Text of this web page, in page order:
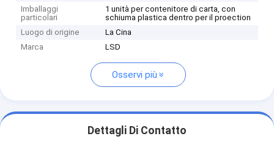
Imballaggi
particolari
1 unità per contenitore di carta, con
schiuma plastica dentro per il proection
Luogo di origine
La Cina
Marca
LSD
Osservi più
Dettagli Di Contatto